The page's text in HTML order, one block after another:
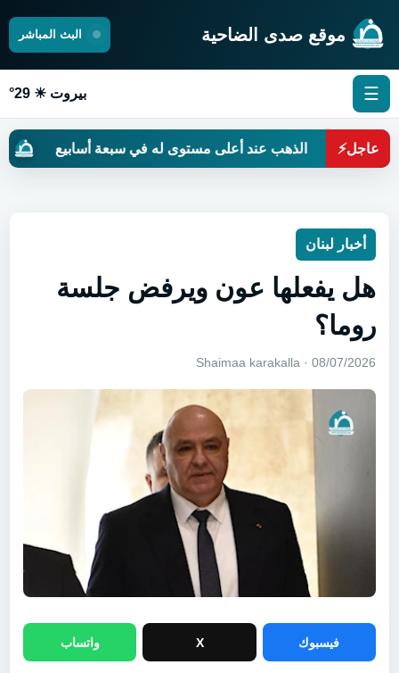
موقع صدى الضاحية البث المباشر
☰ بيروت ☀ 29°
عاجل⚡الذهب عند أعلى مستوى له في سبعة أسابيع حين
أخبار لبنان
هل يفعلها عون ويرفض جلسة
روما؟
08/07/2026 · Shaimaa karakalla
فيسبوك X واتساب